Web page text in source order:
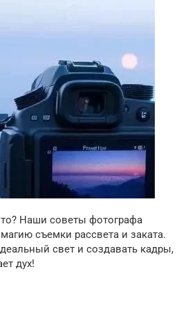
Наши советы фотографа
съемки рассвета и заката.
свет и создавать кадры,
дух!